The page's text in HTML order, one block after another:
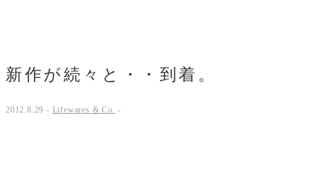
新作が続々と・・到着。
2012.8.29 - Lifewares & Co. -